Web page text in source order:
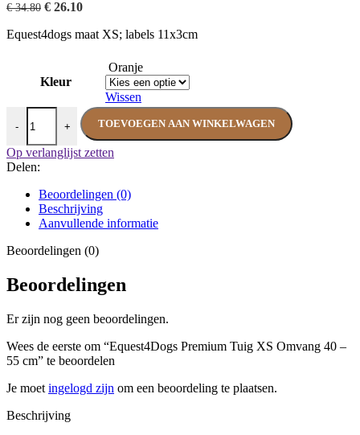
€34.80 Oorspronkelijke
was:
€ 26.10Huidige
is:
Equest4dogs maat XS; labels 11x3cm
Kleur
Oranje
Wissen
-
Equest4Dogs Premium Tuig XS Omvang 40 - 55 cm aantal
+ TOEVOEGEN AAN WINKELWAGEN
Op verlanglijst zetten
Delen:
Beoordelingen (0)
Beschrijving
Aanvullende informatie
Beoordelingen (0)
Beoordelingen
Er zijn nog geen beoordelingen.
Wees de eerste om “Equest4Dogs Premium Tuig XS Omvang 40 –
55 cm” te beoordelen
Je moet ingelogd zijn om een beoordeling te plaatsen.
Beschrijving